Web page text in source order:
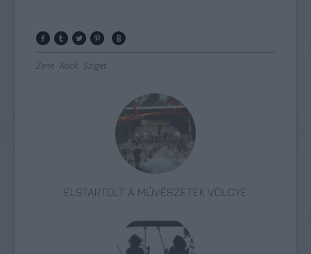
Zene Rock Sziget
ELSTARTOLT A MŰVÉSZETEK VÖLGYE